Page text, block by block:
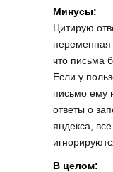
Минусы:
Цитирую
переменная
что письма
Если у
письмо ему
ответы о
яндекса,
В целом: